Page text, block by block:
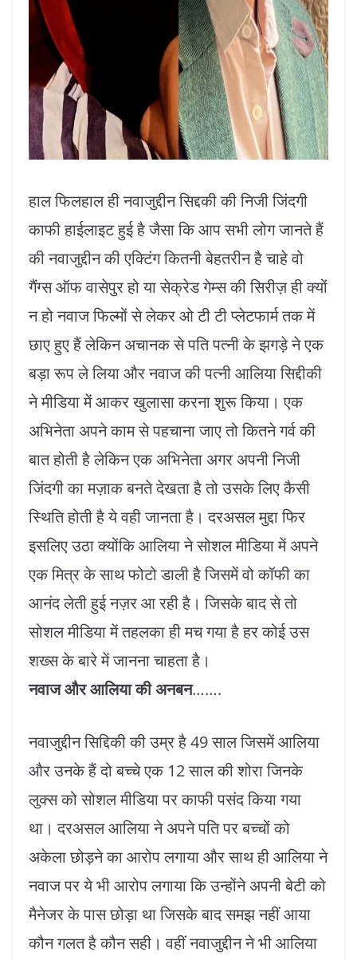
हाल फिलहाल ही नवाजुद्दीन सिद्दकी की निजी जिंदगी
काफी हाईलाइट हुई है जैसा कि आप सभी लोग जानते हैं
की नवाजुद्दीन की एक्टिंग कितनी बेहतरीन है चाहे वो
गैंग्स ऑफ वासेपुर हो या सेक्रेड गेम्स की सिरीज़ ही क्यों
न हो नवाज फिल्मों से लेकर ओ टी टी प्लेटफार्म तक में
छाए हुए हैं लेकिन अचानक से पति पत्नी के झगड़े ने एक
बड़ा रूप ले लिया और नवाज की पत्नी आलिया सिद्दीकी
ने मीडिया में आकर खुलासा करना शुरू किया। एक
अभिनेता अपने काम से पहचाना जाए तो कितने गर्व की
बात होती है लेकिन एक अभिनेता अगर अपनी निजी
जिंदगी का मज़ाक बनते देखता है तो उसके लिए कैसी
स्थिति होती है ये वही जानता है। दरअसल मुद्दा फिर
इसलिए उठा क्योंकि आलिया ने सोशल मीडिया में अपने
एक मित्र के साथ फोटो डाली है जिसमें वो कॉफी का
आनंद लेती हुई नज़र आ रही है। जिसके बाद से तो
सोशल मीडिया में तहलका ही मच गया है हर कोई उस
शख्स के बारे में जानना चाहता है।
नवाज और आलिया की अनबन…….
नवाजुद्दीन सिद्दिकी की उम्र है 49 साल जिसमें आलिया
और उनके हैं दो बच्चे एक 12 साल की शोरा जिनके
लुक्स को सोशल मीडिया पर काफी पसंद किया गया
था। दरअसल आलिया ने अपने पति पर बच्चों को
अकेला छोड़ने का आरोप लगाया और साथ ही आलिया ने
नवाज पर ये भी आरोप लगाया कि उन्होंने अपनी बेटी को
मैनेजर के पास छोड़ा था जिसके बाद समझ नहीं आया
कौन गलत है कौन सही। वहीं नवाजुद्दीन ने भी आलिया